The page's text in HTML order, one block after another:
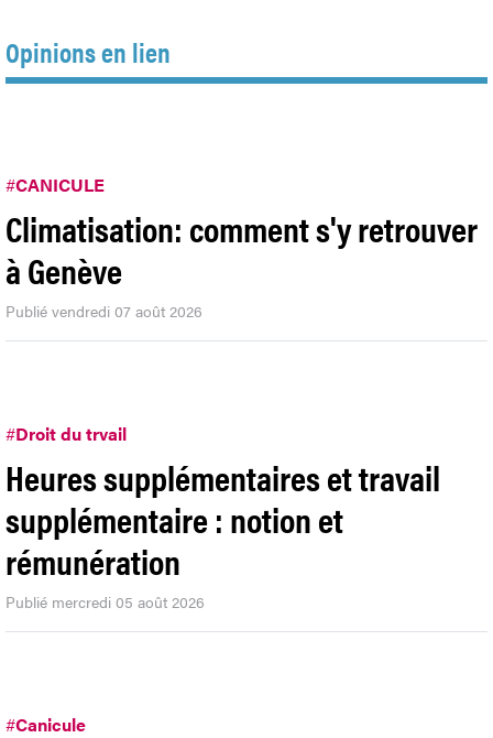
Opinions en lien
#CANICULE
Climatisation: comment s'y retrouver
à Genève
Publié vendredi 07 août 2026
#Droit du trvail
Heures supplémentaires et travail
supplémentaire : notion et
rémunération
Publié mercredi 05 août 2026
#Canicule